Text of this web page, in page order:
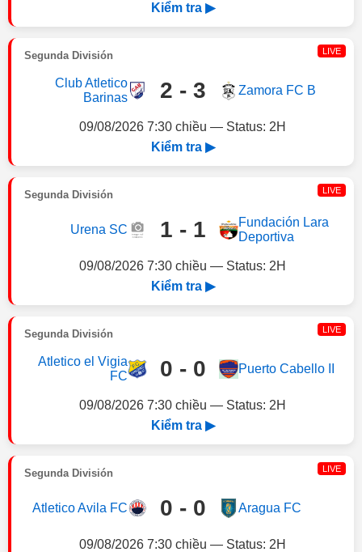
Kiểm tra ▶
Segunda División LIVE
Club Atletico
Barinas
2 - 3 Zamora FC B
09/08/2026 7:30 chiều — Status: 2H
Kiểm tra ▶
Segunda División LIVE
Urena SC 1 - 1
Fundación Lara
Deportiva
09/08/2026 7:30 chiều — Status: 2H
Kiểm tra ▶
Segunda División LIVE
Atletico el Vigia
FC
0 - 0 Puerto Cabello II
09/08/2026 7:30 chiều — Status: 2H
Kiểm tra ▶
Segunda División LIVE
Atletico Avila FC 0 - 0 Aragua FC
09/08/2026 7:30 chiều — Status: 2H